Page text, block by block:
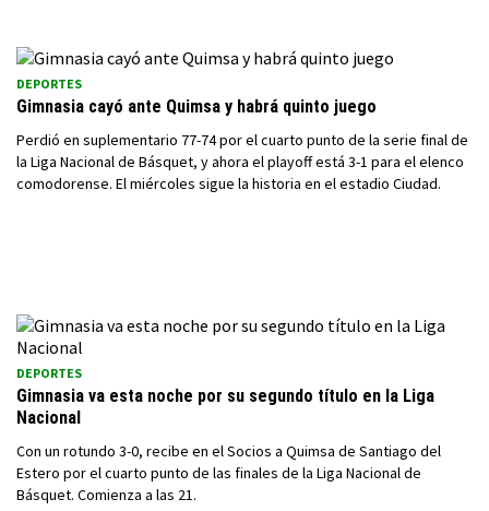
DEPORTES
Gimnasia cayó ante Quimsa y habrá quinto juego
Perdió en suplementario 77-74 por el cuarto punto de la serie final de
la Liga Nacional de Básquet, y ahora el playoff está 3-1 para el elenco
comodorense. El miércoles sigue la historia en el estadio Ciudad.
DEPORTES
Gimnasia va esta noche por su segundo título en la Liga
Nacional
Con un rotundo 3-0, recibe en el Socios a Quimsa de Santiago del
Estero por el cuarto punto de las finales de la Liga Nacional de
Básquet. Comienza a las 21.